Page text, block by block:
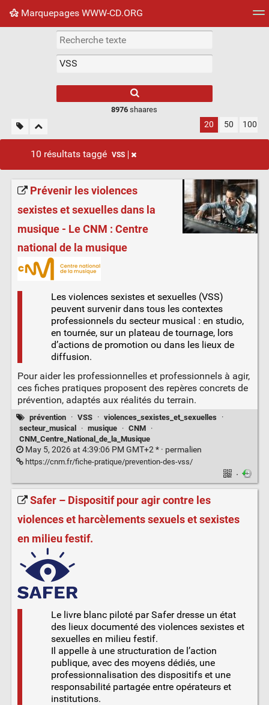
Marquepages WWW-CD.ORG
Nuage de tags Mur d'images
8976 shaares
20 50 100
10 résultats taggé VSS
Prévenir les violences
sexistes et sexuelles dans la
musique - Le CNM : Centre
national de la musique
Les violences sexistes et sexuelles (VSS)
peuvent survenir dans tous les contextes
professionnels du secteur musical : en studio,
en tournée, sur un plateau de tournage, lors
d’actions de promotion ou dans les lieux de
diffusion.
Pour aider les professionnelles et professionnels à agir,
ces fiches pratiques proposent des repères concrets de
prévention, adaptés aux réalités du terrain.
prévention · VSS · violences_sexistes_et_sexuelles
·
secteur_musical
· musique · CNM ·
CNM_Centre_National_de_la_Musique
May 5, 2026 at 4:39:06 PM GMT+2 * · permalien
https://cnm.fr/fiche-pratique/prevention-des-vss/
·
Safer – Dispositif pour agir contre les
violences et harcèlements sexuels et sexistes
en milieu festif.
Le livre blanc piloté par Safer dresse un état
des lieux documenté des violences sexistes et
sexuelles en milieu festif.
Il appelle à une structuration de l’action
publique, avec des moyens dédiés, une
professionnalisation des dispositifs et une
responsabilité partagée entre opérateurs et
institutions.